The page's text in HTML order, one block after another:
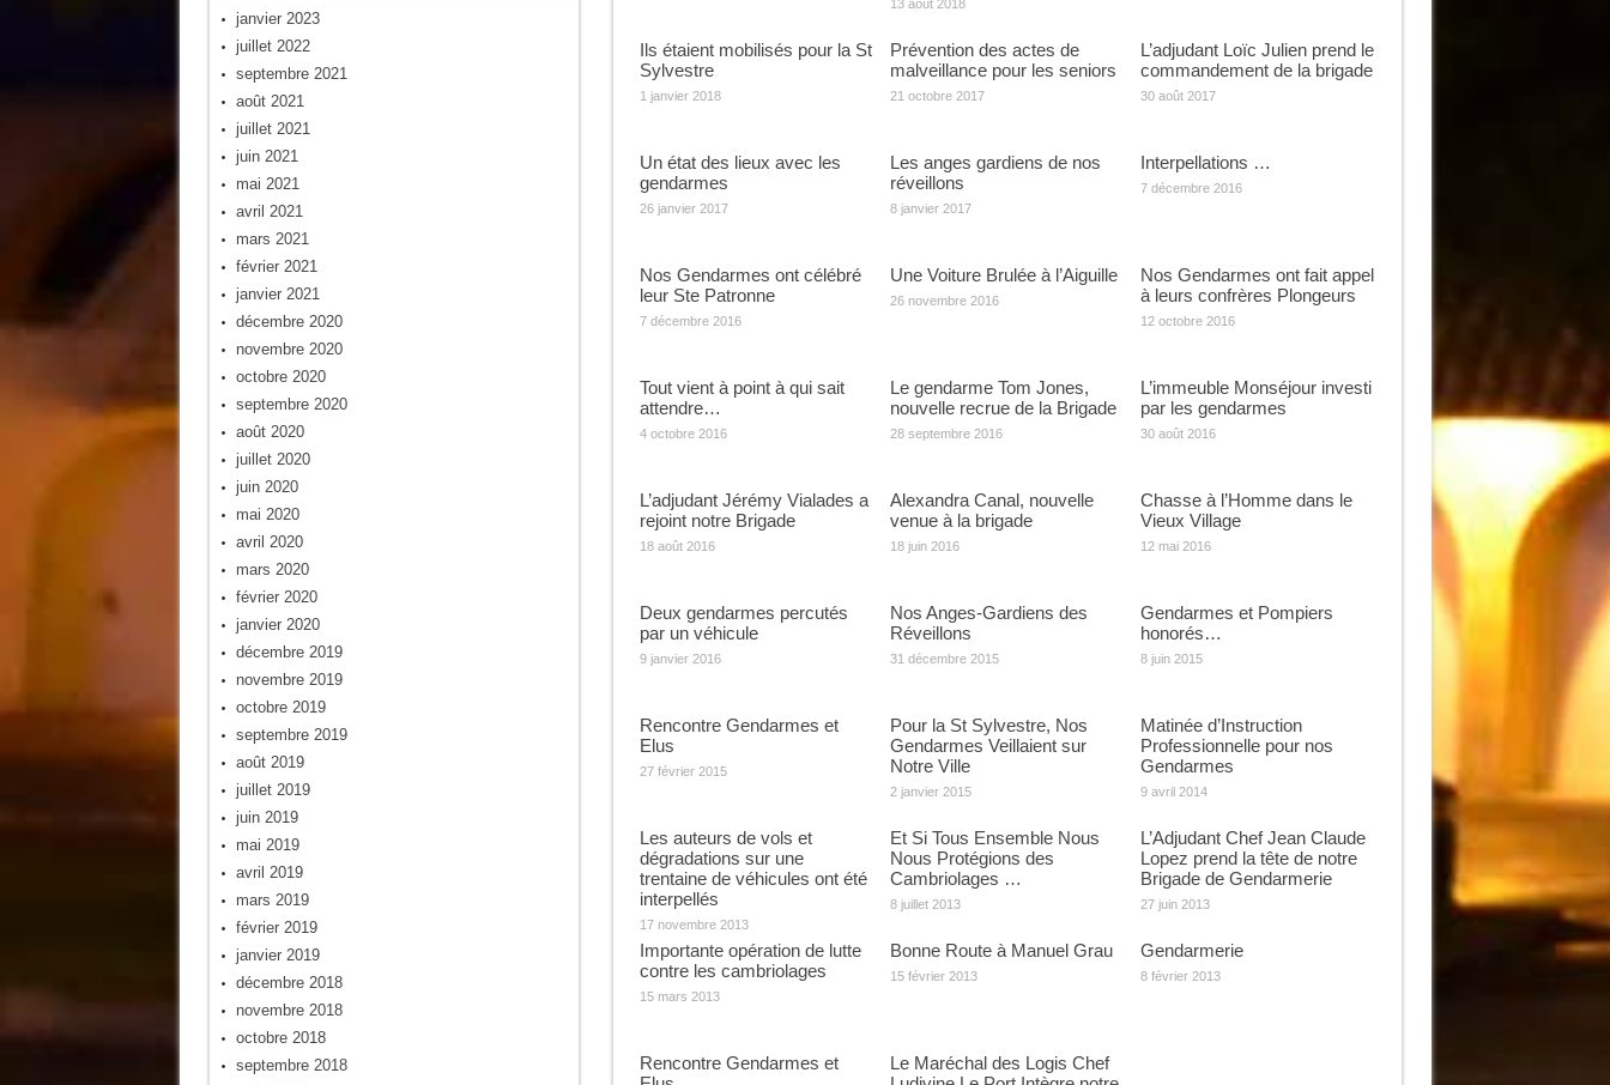
13 août 2018
Ils étaient mobilisés pour la St
Sylvestre
1 janvier 2018
Prévention des actes de
malveillance pour les seniors
21 octobre 2017
L’adjudant Loïc Julien prend le
commandement de la brigade
30 août 2017
Un état des lieux avec les
gendarmes
26 janvier 2017
Les anges gardiens de nos
réveillons
8 janvier 2017
Interpellations …
7 décembre 2016
Nos Gendarmes ont célébré
leur Ste Patronne
7 décembre 2016
Une Voiture Brulée à l’Aiguille
26 novembre 2016
Nos Gendarmes ont fait appel
à leurs confrères Plongeurs
12 octobre 2016
Tout vient à point à qui sait
attendre…
4 octobre 2016
Le gendarme Tom Jones,
nouvelle recrue de la Brigade
28 septembre 2016
L’immeuble Monséjour investi
par les gendarmes
30 août 2016
L’adjudant Jérémy Vialades a
rejoint notre Brigade
18 août 2016
Alexandra Canal, nouvelle
venue à la brigade
18 juin 2016
Chasse à l’Homme dans le
Vieux Village
12 mai 2016
Deux gendarmes percutés
par un véhicule
9 janvier 2016
Nos Anges-Gardiens des
Réveillons
31 décembre 2015
Gendarmes et Pompiers
honorés…
8 juin 2015
Rencontre Gendarmes et
Elus
27 février 2015
Pour la St Sylvestre, Nos
Gendarmes Veillaient sur
Notre Ville
2 janvier 2015
Matinée d’Instruction
Professionnelle pour nos
Gendarmes
9 avril 2014
Les auteurs de vols et
dégradations sur une
trentaine de véhicules ont été
interpellés
17 novembre 2013
Et Si Tous Ensemble Nous
Nous Protégions des
Cambriolages …
8 juillet 2013
L’Adjudant Chef Jean Claude
Lopez prend la tête de notre
Brigade de Gendarmerie
27 juin 2013
Importante opération de lutte
contre les cambriolages
15 mars 2013
Bonne Route à Manuel Grau
15 février 2013
Gendarmerie
8 février 2013
Rencontre Gendarmes et
Le Maréchal des Logis Chef
janvier 2023
juillet 2022
septembre 2021
août 2021
juillet 2021
juin 2021
mai 2021
avril 2021
mars 2021
février 2021
janvier 2021
décembre 2020
novembre 2020
octobre 2020
septembre 2020
août 2020
juillet 2020
juin 2020
mai 2020
avril 2020
mars 2020
février 2020
janvier 2020
décembre 2019
novembre 2019
octobre 2019
septembre 2019
août 2019
juillet 2019
juin 2019
mai 2019
avril 2019
mars 2019
février 2019
janvier 2019
décembre 2018
novembre 2018
octobre 2018
septembre 2018